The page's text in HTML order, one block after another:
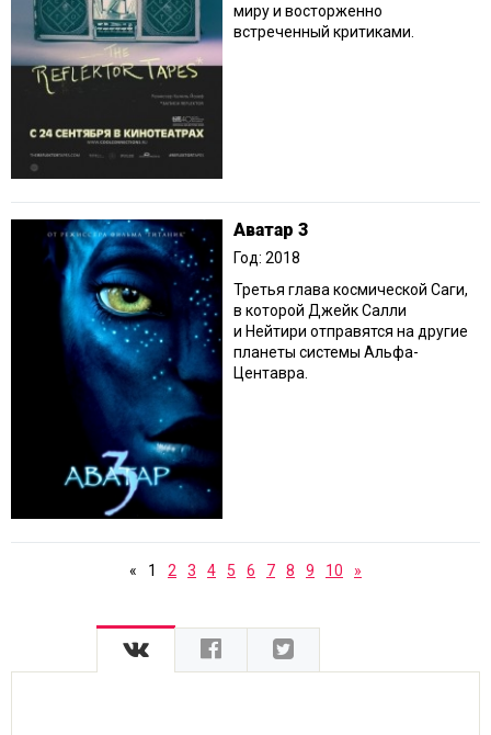
миру и восторженно
встреченный критиками.
Аватар 3
Год: 2018
Третья глава космической Саги,
в которой Джейк Салли
и Нейтири отправятся на другие
планеты системы Альфа-
Центавра.
« 1 2 3 4 5 6 7 8 9 10 »